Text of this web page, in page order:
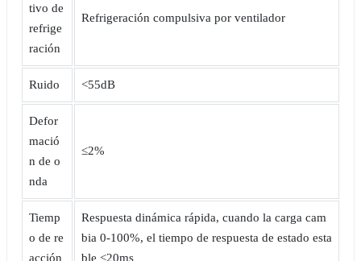
tivo de
refrige
ración
Refrigeración compulsiva por ventilador
Ruido <55dB
Defor
mació
n de o
nda
≤2%
Tiemp
o de re
acción
Respuesta dinámica rápida, cuando la carga cam
bia 0-100%, el tiempo de respuesta de estado esta
ble <20ms